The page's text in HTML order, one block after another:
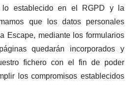
lo establecido en el RGPD y la
que los datos personales
Escape, mediante los formularios
quedarán incorporados y
fichero con el fin de poder
los compromisos establecidos